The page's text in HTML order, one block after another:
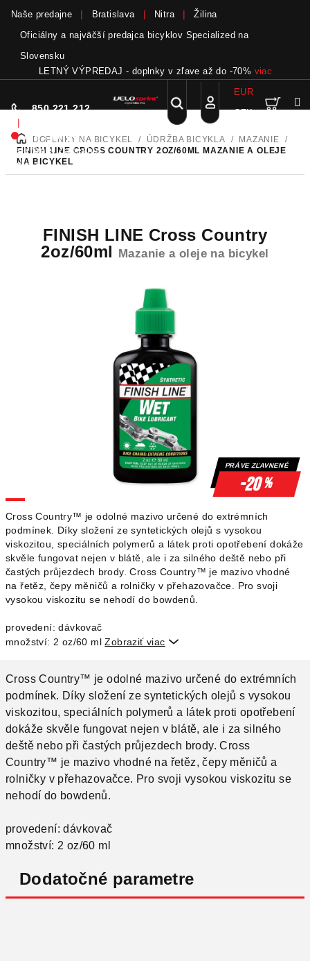
obsah
Naše predajne Bratislava Nitra
Žilina
Oficiálny a najväčší predajca bicyklov Specialized na
Slovensku
LETNÝ VÝPREDAJ - doplnky v zľave až do -70% viac
850 221 212
|
Nie sme pri
telefóne.Zanechať
odkaz
Hľadať
Prihlásenie
EUR
CZK
DOMOVDOPLNKY NA BICYKEL / ÚDRŽBA BICYKLA / MAZANIE
/
FINISH LINE CROSS COUNTRY 2OZ/60ML MAZANIE A OLEJE
NA BICYKEL
Cross Country™ je odolné mazivo určené do extrémních
podmínek. Díky složení ze syntetických olejů s vysokou
viskozitou, speciálních polymerů a látek proti opotřebení dokáže
skvěle fungovat nejen v blátě, ale i za silného deště nebo při
častých průjezdech brody. Cross Country™ je mazivo vhodné
na řetěz, čepy měničů a rolničky v přehazovačce. Pro svoji
vysokou viskozitu se nehodí do bowdenů.
provedení: dávkovač
množství: 2 oz/60 ml Zobraziť viac 
FINISH LINE Cross Country
2oz/60ml Mazanie a oleje na bicykel
PRÁVE ZĽAVNENÉ
-20%
Cross Country™ je odolné mazivo určené do extrémních
podmínek. Díky složení ze syntetických olejů s vysokou
viskozitou, speciálních polymerů a látek proti opotřebení
dokáže skvěle fungovat nejen v blátě, ale i za silného
deště nebo při častých průjezdech brody. Cross
Country™ je mazivo vhodné na řetěz, čepy měničů a
rolničky v přehazovačce. Pro svoji vysokou viskozitu se
nehodí do bowdenů.
provedení: dávkovač
množství: 2 oz/60 ml
Dodatočné parametre